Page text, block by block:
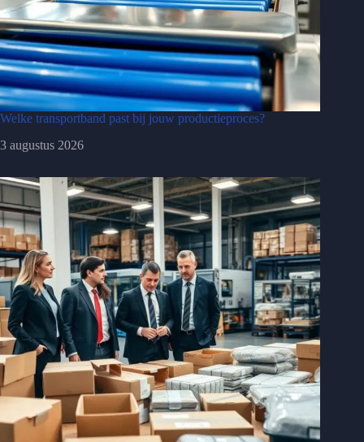
Welke transportband past bij jouw productieproces?
3 augustus 2026